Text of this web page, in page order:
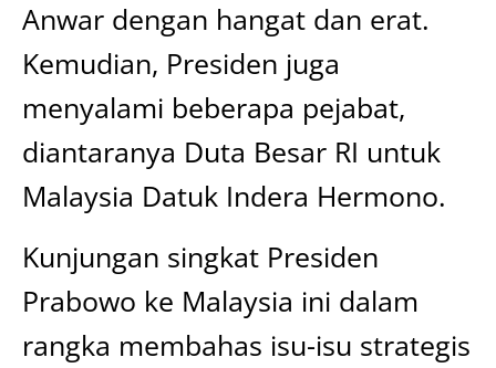
Anwar dengan hangat dan erat.
Kemudian, Presiden juga
menyalami beberapa pejabat,
diantaranya Duta Besar RI untuk
Malaysia Datuk Indera Hermono.
Kunjungan singkat Presiden
Prabowo ke Malaysia ini dalam
rangka membahas isu-isu strategis